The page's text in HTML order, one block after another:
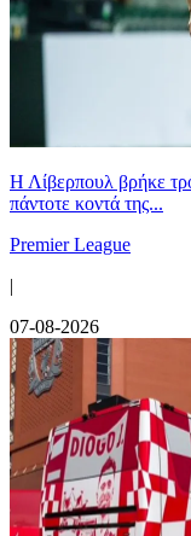
Η Λίβερπουλ βρήκε
πάντοτε κοντά της...
Premier League
|
07-08-2026